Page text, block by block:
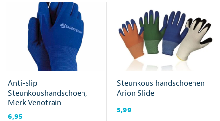
Anti-slip
Steunkoushandschoen,
Merk Venotrain
6,95
Steunkous handschoenen
Arion Slide
5,99